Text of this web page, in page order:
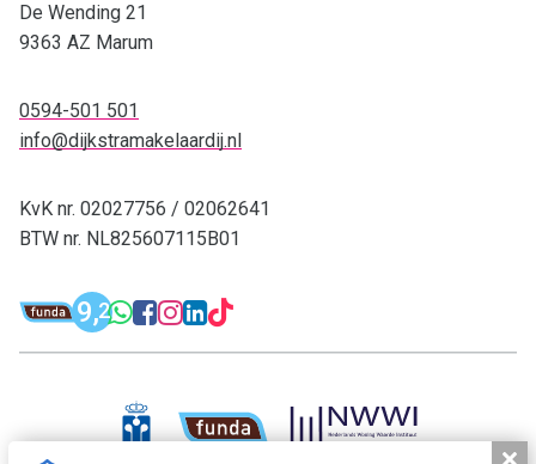
De Wending 21
9363 AZ Marum
0594-501 501
info@dijkstramakelaardij.nl
KvK nr. 02027756 / 02062641
BTW nr. NL825607115B01
Funda: Dijkstra Makelaardij & Financieel
Dijkstra Makelaardij & Financieel
9,2 WhatsApp: 0594-501 501
Facebook: Dijkstra
Instagram:
LinkedIn:
TikTok: Dijkstra